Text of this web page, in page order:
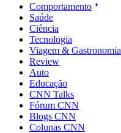
Comportamento
Saúde
Ciência
Tecnologia
Viagem & Gastronomia
Review
Auto
Educação
CNN Talks
Fórum CNN
Blogs CNN
Colunas CNN